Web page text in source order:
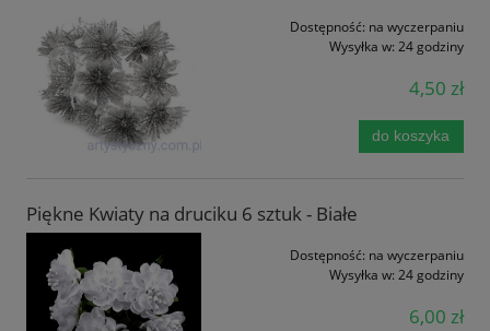
Dostępność: na wyczerpaniu
Wysyłka w: 24 godziny
4,50 zł
do koszyka
Piękne Kwiaty na druciku 6 sztuk - Białe
Dostępność: na wyczerpaniu
Wysyłka w: 24 godziny
6,00 zł